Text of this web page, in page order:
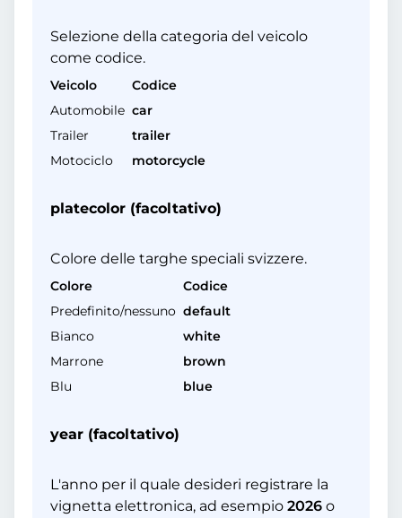
Selezione della categoria del veicolo
come codice.
Veicolo
Codice
Automobile car
Trailer
trailer
Motociclo
motorcycle
platecolor (facoltativo)
Colore delle targhe speciali svizzere.
Colore
Codice
Predefinito/nessuno default
Bianco
white
Marrone
brown
Blu
blue
year (facoltativo)
L'anno per il quale desideri registrare la
vignetta elettronica, ad esempio 2026 o